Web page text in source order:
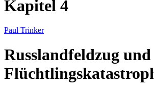
Kapitel 4
Paul Trinker
Russlandfeldzug und